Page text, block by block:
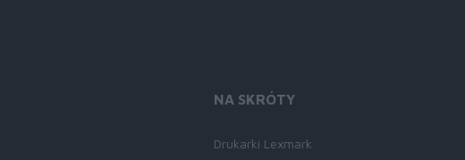
NA SKRÓTY
Drukarki Lexmark